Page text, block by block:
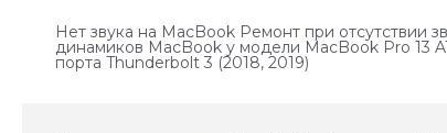
Нет звука на MacBook Ремонт при отсутствии
динамиков MacBook у модели MacBook Pro 13
порта Thunderbolt 3 (2018, 2019)